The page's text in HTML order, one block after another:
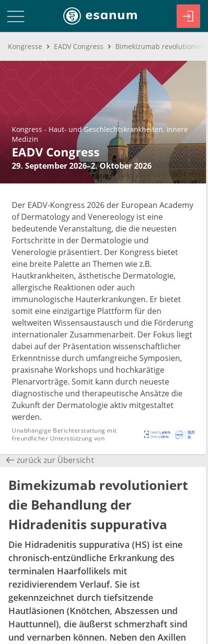
Kongresse EADV Congress
Kongress - Haut- und Geschlechtskrankheiten Innere
Medizin
EADV Congress
29. September 2026–2. Oktober 2026
Der EADV-Kongress 2026 der European Academy
of Dermatology and Venereology ist eine
bedeutende Veranstaltung, die die neuesten
Fortschritte in der Dermatologie und
Venerologie präsentiert. Der Kongress bietet
eine breite Palette an Themen wie z.B.
Hautkrankheiten, ästhetische Dermatologie,
allergische Reaktionen oder auch
immunologische Hauterkrankungen. Er bietet
somit eine einzigartige Plattform für den
weltweiten Wissensaustausch und die Förderung
internationaler Zusammenarbeit. Der Fokus liegt
dabei auf der Präsentation wissenschaftlicher
Erkenntnisse durch umfangreiche Symposien,
praxisnahe Workshops und hochkarätige
Plenarvorträge. Somit kann durch neueste
diagnostische und therapeutische Ansätze die
Zukunft der Dermatologie aktiv mitgestaltet
werden.
Unabhängige Berichterstattung mit
freundlicher Unterstützung von
zurück zur Übersicht
Bimekizumab revolutioniert
die Behandlung der
Hidradenitis suppurativa
Die Hidradenitis suppurativa (HS) ist eine
chronisch-entzündliche Erkrankung des
terminalen Haarfollikels mit
rezidivierendem Verlauf. Sie ist
gekennzeichnet durch tiefsitzende
Hautläsionen (Knötchen, Abszessen und
Hauttunnel), die äußerst schmerzhaft sind
und vernarben können. Neben den Axillen